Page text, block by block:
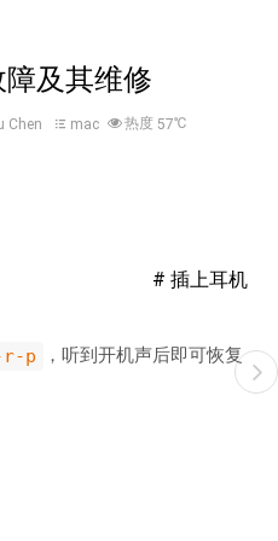
及其维修
Chen mac 热度 57℃
# 插上耳机
r-p ，听到开机声后即可恢复